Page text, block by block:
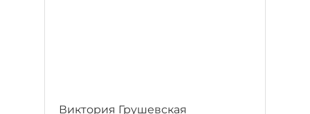
Виктория Грушевская